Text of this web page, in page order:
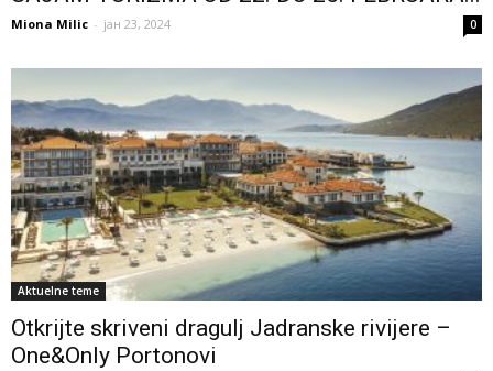
Miona Milic - јан 23, 2024 0
Aktuelne teme
Otkrijte skriveni dragulj Jadranske rivijere –
One&Only Portonovi